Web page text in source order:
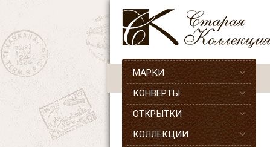
МАРКИ
КОНВЕРТЫ
ОТКРЫТКИ
КОЛЛЕКЦИИ